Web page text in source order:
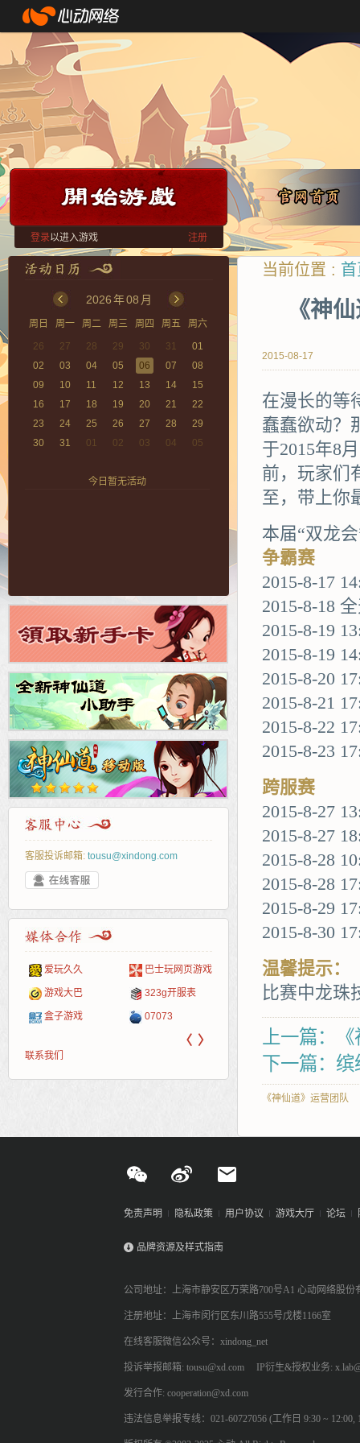
登录以进入游戏 注册
2026年08 月
周日 周一 周二 周三 周四 周五
周六
26
27 28 29 30 31
01
02
03 04 05 06 07
08
09
10 11 12 13 14
15
16
17 18 19 20 21
22
23
24 25 26 27 28
29
30
31 01 02 03 04 05
今日暂无活动
客服投诉邮箱: tousu@xindong.com
265G 页游网
腾讯游戏 新浪游戏
新浪页游 网易游戏
多玩
pcgame 中华网
Cwan
游一游
游侠网页游戏 40407
5617网游网 一游网
开服网
斗蟹网页游戏 游戏
4q5q游戏
〈 〉
联系我们
当前位置 :
《神
2015-08-17
在漫长的等
蠢蠢欲动？
于2015年8
前，玩家们
至，带上你
本届“双龙
争霸赛
2015-8-17
2015-8-18
2015-8-19
2015-8-19
2015-8-20
2015-8-21
2015-8-22
2015-8-23
跨服赛
2015-8-27
2015-8-27
2015-8-28
2015-8-28
2015-8-29
2015-8-30
温馨提示：
比赛中龙珠
上一篇：
下一篇：
《神仙道》运营团队
免责声明 隐私政策 用户协议 游戏大厅 论坛
品牌资源及样式指南
公司地址：上海市静安区万荣路700号A1 心动网络股份
注册地址：上海市闵行区东川路555号戊楼1166室
在线客服微信公众号：xindong_net
投诉举报邮箱: tousu@xd.com IP衍生&授权业务:
发行合作: cooperation@xd.com
违法信息举报专线：021-60727056 (工作日 9:30 ~ 12:00,